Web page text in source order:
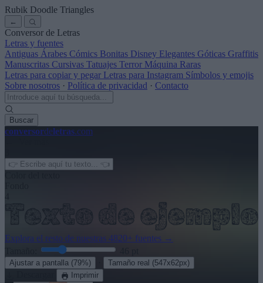
Rubik Doodle Triangles
←
Conversor de Letras
Letras y fuentes
Antiguas Árabes Cómics Bonitas Disney Elegantes Góticas Graffitis
Manuscritas Cursivas Tatuajes Terror Máquina Raras
Letras para copiar y pegar Letras para Instagram Símbolos y emojis
Sobre nosotros · Política de privacidad · Contacto
Buscar
conversordeletras.com
Explora el resto de nuestras 4820+ fuentes →
Ajustar a pantalla (79%) Tamaño real (547x62px)
Imprimir